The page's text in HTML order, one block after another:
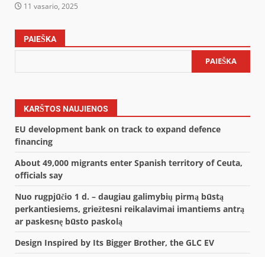
11 vasario, 2025
PAIEŠKA
PAIEŠKA
KARŠTOS NAUJIENOS
EU development bank on track to expand defence
financing
About 49,000 migrants enter Spanish territory of Ceuta,
officials say
Nuo rugpjūčio 1 d. – daugiau galimybių pirmą būstą
perkantiesiems, griežtesni reikalavimai imantiems antrą
ar paskesnę būsto paskolą
Design Inspired by Its Bigger Brother, the GLC EV